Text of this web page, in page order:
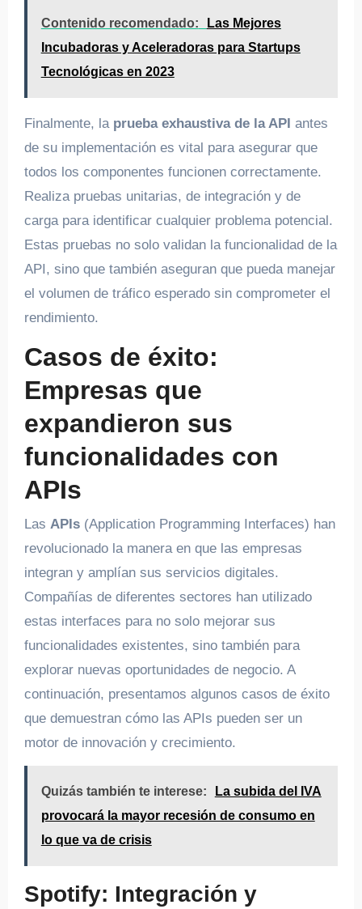
Contenido recomendado:
Las Mejores
Incubadoras y Aceleradoras para Startups
Tecnológicas en 2023
Finalmente, la prueba exhaustiva de la API antes
de su implementación es vital para asegurar que
todos los componentes funcionen correctamente.
Realiza pruebas unitarias, de integración y de
carga para identificar cualquier problema potencial.
Estas pruebas no solo validan la funcionalidad de la
API, sino que también aseguran que pueda manejar
el volumen de tráfico esperado sin comprometer el
rendimiento.
Casos de éxito:
Empresas que
expandieron sus
funcionalidades con
APIs
Las APIs(Application Programming Interfaces) han
revolucionado la manera en que las empresas
integran y amplían sus servicios digitales.
Compañías de diferentes sectores han utilizado
estas interfaces para no solo mejorar sus
funcionalidades existentes, sino también para
explorar nuevas oportunidades de negocio. A
continuación, presentamos algunos casos de éxito
que demuestran cómo las APIs pueden ser un
motor de innovación y crecimiento.
Quizás también te interese:
La subida del IVA
provocará la mayor recesión de consumo en
lo que va de crisis
Spotify: Integración y